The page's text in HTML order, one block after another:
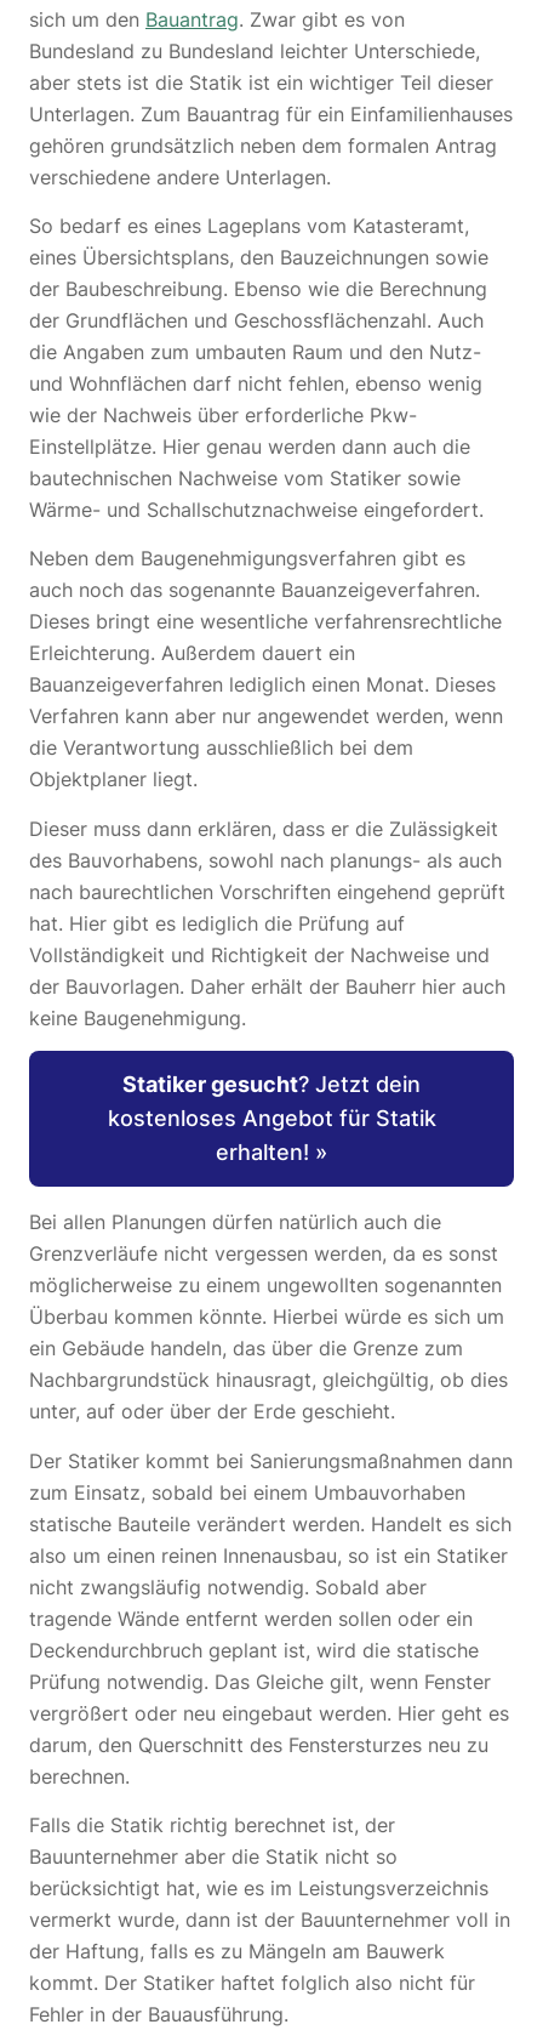
sich um den Bauantrag. Zwar gibt es von
Bundesland zu Bundesland leichter Unterschiede,
aber stets ist die Statik ist ein wichtiger Teil dieser
Unterlagen. Zum Bauantrag für ein Einfamilienhauses
gehören grundsätzlich neben dem formalen Antrag
verschiedene andere Unterlagen.
So bedarf es eines Lageplans vom Katasteramt,
eines Übersichtsplans, den Bauzeichnungen sowie
der Baubeschreibung. Ebenso wie die Berechnung
der Grundflächen und Geschossflächenzahl. Auch
die Angaben zum umbauten Raum und den Nutz-
und Wohnflächen darf nicht fehlen, ebenso wenig
wie der Nachweis über erforderliche Pkw-
Einstellplätze. Hier genau werden dann auch die
bautechnischen Nachweise vom Statiker sowie
Wärme- und Schallschutznachweise eingefordert.
Neben dem Baugenehmigungsverfahren gibt es
auch noch das sogenannte Bauanzeigeverfahren.
Dieses bringt eine wesentliche verfahrensrechtliche
Erleichterung. Außerdem dauert ein
Bauanzeigeverfahren lediglich einen Monat. Dieses
Verfahren kann aber nur angewendet werden, wenn
die Verantwortung ausschließlich bei dem
Objektplaner liegt.
Dieser muss dann erklären, dass er die Zulässigkeit
des Bauvorhabens, sowohl nach planungs- als auch
nach baurechtlichen Vorschriften eingehend geprüft
hat. Hier gibt es lediglich die Prüfung auf
Vollständigkeit und Richtigkeit der Nachweise und
der Bauvorlagen. Daher erhält der Bauherr hier auch
keine Baugenehmigung.
Statiker gesucht? Jetzt dein
kostenloses Angebot für Statik
erhalten! »
Bei allen Planungen dürfen natürlich auch die
Grenzverläufe nicht vergessen werden, da es sonst
möglicherweise zu einem ungewollten sogenannten
Überbau kommen könnte. Hierbei würde es sich um
ein Gebäude handeln, das über die Grenze zum
Nachbargrundstück hinausragt, gleichgültig, ob dies
unter, auf oder über der Erde geschieht.
Der Statiker kommt bei Sanierungsmaßnahmen dann
zum Einsatz, sobald bei einem Umbauvorhaben
statische Bauteile verändert werden. Handelt es sich
also um einen reinen Innenausbau, so ist ein Statiker
nicht zwangsläufig notwendig. Sobald aber
tragende Wände entfernt werden sollen oder ein
Deckendurchbruch geplant ist, wird die statische
Prüfung notwendig. Das Gleiche gilt, wenn Fenster
vergrößert oder neu eingebaut werden. Hier geht es
darum, den Querschnitt des Fenstersturzes neu zu
berechnen.
Falls die Statik richtig berechnet ist, der
Bauunternehmer aber die Statik nicht so
berücksichtigt hat, wie es im Leistungsverzeichnis
vermerkt wurde, dann ist der Bauunternehmer voll in
der Haftung, falls es zu Mängeln am Bauwerk
kommt. Der Statiker haftet folglich also nicht für
Fehler in der Bauausführung.